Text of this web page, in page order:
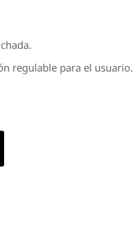
regulable para el usuario.